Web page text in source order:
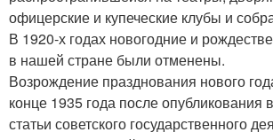
офицерские и купеческие клубы и
В 1920-х годах новогодние и
в нашей стране были отменены.
Возрождение празднования нового
конце 1935 года после опубликования
статьи советского государственного